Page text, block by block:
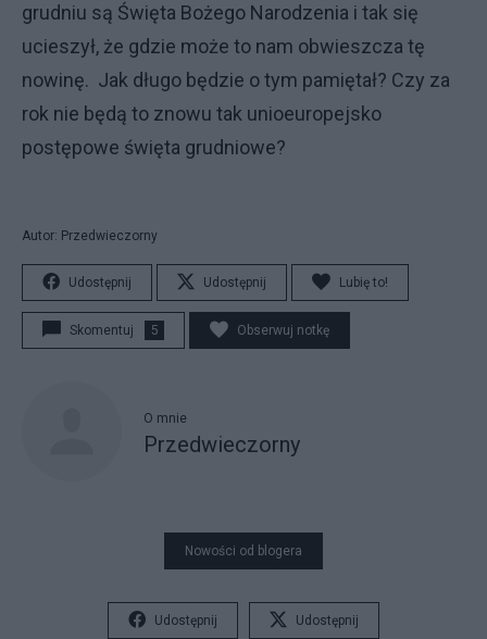
grudniu są Święta Bożego Narodzenia i tak się
ucieszył, że gdzie może to nam obwieszcza tę
nowinę. Jak długo będzie o tym pamiętał? Czy za
rok nie będą to znowu tak unioeuropejsko
postępowe święta grudniowe?
Autor: Przedwieczorny
Udostępnij Udostępnij Lubię to!
Skomentuj 5 Obserwuj notkę
O mnie
Przedwieczorny
Nowości od blogera
Udostępnij Udostępnij